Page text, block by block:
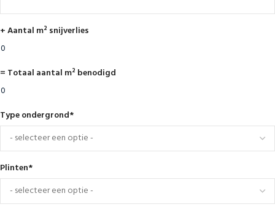
+ Aantal m² snijverlies
= Totaal aantal m² benodigd
Type ondergrond*
Plinten*